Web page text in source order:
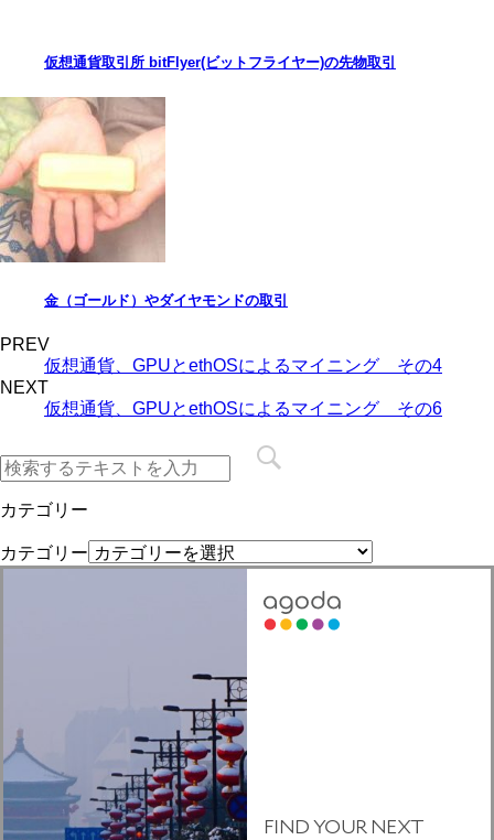
仮想通貨取引所 bitFlyer(ビットフライヤー)の先物取引
金（ゴールド）やダイヤモンドの取引
PREV
仮想通貨、GPUとethOSによるマイニング その4
NEXT
仮想通貨、GPUとethOSによるマイニング その6
カテゴリー
カテゴリー